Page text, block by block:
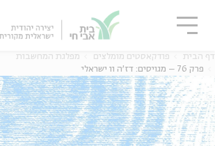
אנגלית
דף הבית פודקאסטים מומלצים
מפלגת המחשבות
פרק 76 – מגויסים: דז'ה וו ישראלי
סגור